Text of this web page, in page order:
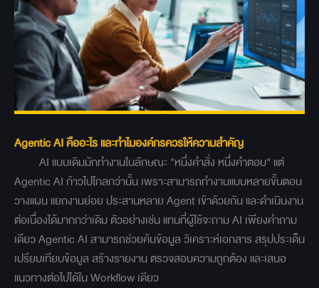
Agentic AI คืออะไร และทำไมองค์กรควรให้ความสำคัญ
AI แบบเดิมมักทำงานในลักษณะ "หนึ่งคำสั่ง หนึ่งคำตอบ" แต่
Agentic AI ก้าวไปไกลกว่านั้น เพราะสามารถทำงานแบบหลายขั้นตอน
วางแผน แยกงานย่อย ประสานหลาย Agent เข้าด้วยกัน และดำเนินงาน
ต่อเนื่องได้มากกว่าเดิม ตัวอย่างเช่น แทนที่ผู้ใช้จะถาม AI เพียงคำถาม
เดียว Agentic AI สามารถช่วยค้นข้อมูล วิเคราะห์เอกสาร สรุปประเด็น
เปรียบเทียบข้อมูล สร้างรายงาน ตรวจสอบความถูกต้อง และเสนอ
แนวทางต่อไปได้ใน Workflow เดียว